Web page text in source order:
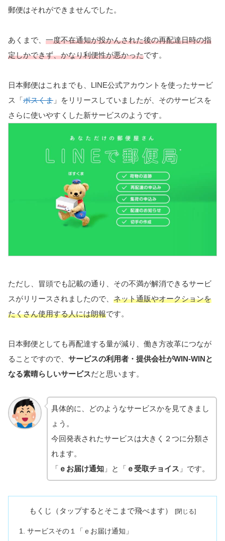
郵便はそれができませんでした。
あくまで、 一度不在通知が投かんされた後の再配達日時の指
定しかできず、かなり利便性が悪かったです。
日本郵便はこれまでも、LINE公式アカウントを使ったサービ
ス「ポスくま 」をリリースしていましたが、そのサービスを
さらに使いやすくした新サービスのようです。
ただし、冒頭でも記載の通り、その不満が解消できるサービ
スがリリースされましたので、 ネット通販やオークションを
たくさん使用する人には朗報です。
日本郵便としても再配達する量が減り、働き方改革につなが
ることですので、 サービスの利用者・提供会社がWIN-WINと
なる素晴らしいサービスだと思います。
具体的に、どのようなサービスかを見てきまし
ょう。
今回発表されたサービスは大きく２つに分類さ
れます。
「 ｅお届け通知」と「 ｅ受取チョイス 」です。
もくじ（タップするとそこまで飛べます）
サービスその１「ｅお届け通知」